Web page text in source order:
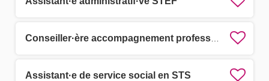
Assistant·e de service social en STS